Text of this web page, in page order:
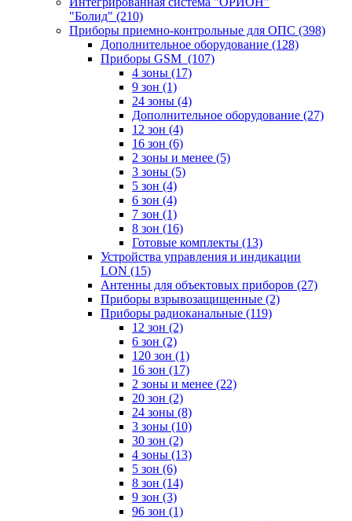
"Болид" (210)
Приборы приемно-контрольные для ОПС (398)
Дополнительное оборудование (128)
Приборы GSM (107)
4 зоны (17)
9 зон (1)
24 зоны (4)
Дополнительное оборудование (27)
12 зон (4)
16 зон (6)
2 зоны и менее (5)
3 зоны (5)
5 зон (4)
6 зон (4)
7 зон (1)
8 зон (16)
Готовые комплекты (13)
Устройства управления и индикации
LON (15)
Антенны для объектовых приборов (27)
Приборы взрывозащищенные (2)
Приборы радиоканальные (119)
12 зон (2)
6 зон (2)
120 зон (1)
16 зон (17)
2 зоны и менее (22)
20 зон (2)
24 зоны (8)
3 зоны (10)
30 зон (2)
4 зоны (13)
5 зон (6)
8 зон (14)
9 зон (3)
96 зон (1)